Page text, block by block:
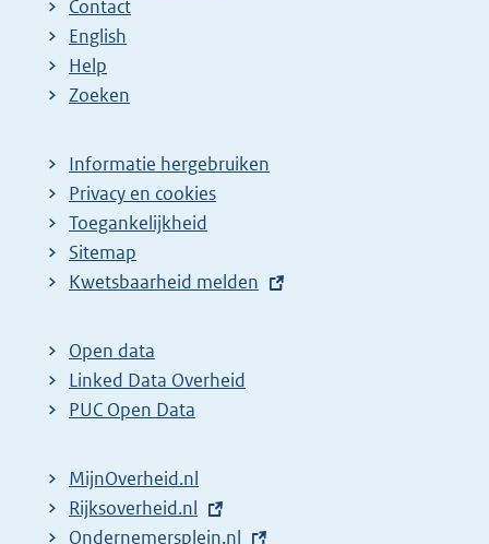
Contact
English
Help
Zoeken
Informatie hergebruiken
Privacy en cookies
Toegankelijkheid
Sitemap
E
t
e
r
l
i
Kwetsbaarheid melden
Open data
Linked Data Overheid
PUC Open Data
MijnOverheid.nl
E
x
Rijksoverheid.nl
E
Ondernemersplein.nl